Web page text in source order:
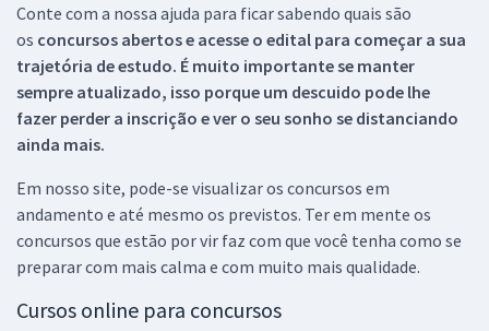
Conte com a nossa ajuda para ficar sabendo quais são
os concursos abertos e acesse o edital para começar a sua
trajetória de estudo. É muito importante se manter
sempre atualizado, isso porque um descuido pode lhe
fazer perder a inscrição e ver o seu sonho se distanciando
ainda mais.
Em nosso site, pode-se visualizar os concursos em
andamento e até mesmo os previstos. Ter em mente os
concursos que estão por vir faz com que você tenha como se
preparar com mais calma e com muito mais qualidade.
Cursos online para concursos